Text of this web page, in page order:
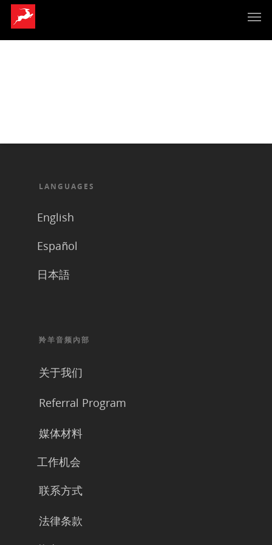
LANGUAGES
English
Español
日本語
羚羊音频內部
关于我们
Referral Program
媒体材料
工作机会
联系方式
法律条款